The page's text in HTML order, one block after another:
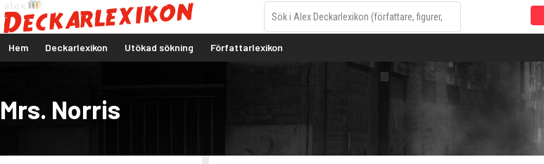
Hem Deckarlexikon Utökad sökning Författarlexikon
Mrs. Norris